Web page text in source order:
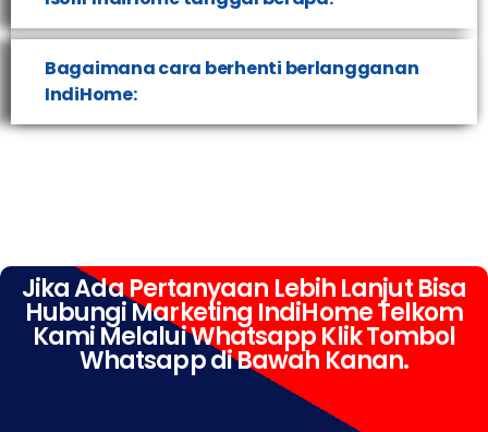
Bagaimana cara berhenti berlangganan
IndiHome:
Jika Ada Pertanyaan Lebih Lanjut Bisa
Hubungi Marketing IndiHome Telkom
Kami Melalui Whatsapp Klik Tombol
Whatsapp di Bawah Kanan.